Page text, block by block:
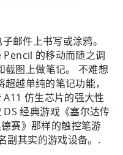
邮件上书写或涂鸦。
的移动而随之调
截图上做笔记。 不难想
越单纯的笔记功能，
仿生芯片的强大性
经典游戏《塞尔达传
赛》那样的触控笔游
副其实的游戏设备。.